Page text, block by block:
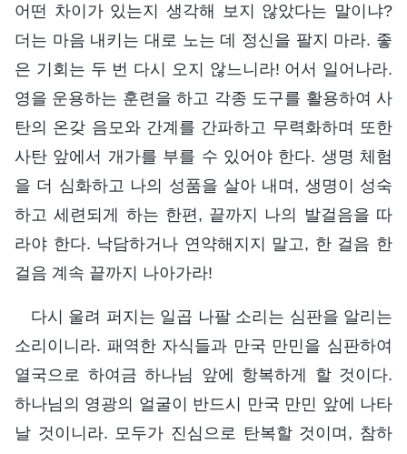
어떤 차이가 있는지 생각해 보지 않았다는 말이냐?
더는 마음 내키는 대로 노는 데 정신을 팔지 마라. 좋
은 기회는 두 번 다시 오지 않느니라! 어서 일어나라.
영을 운용하는 훈련을 하고 각종 도구를 활용하여 사
탄의 온갖 음모와 간계를 간파하고 무력화하며 또한
사탄 앞에서 개가를 부를 수 있어야 한다. 생명 체험
을 더 심화하고 나의 성품을 살아 내며, 생명이 성숙
하고 세련되게 하는 한편, 끝까지 나의 발걸음을 따
라야 한다. 낙담하거나 연약해지지 말고, 한 걸음 한
걸음 계속 끝까지 나아가라!
다시 울려 퍼지는 일곱 나팔 소리는 심판을 알리는
소리이니라. 패역한 자식들과 만국 만민을 심판하여
열국으로 하여금 하나님 앞에 항복하게 할 것이다.
하나님의 영광의 얼굴이 반드시 만국 만민 앞에 나타
날 것이니라. 모두가 진심으로 탄복할 것이며, 참하